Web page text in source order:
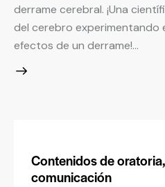
derrame cerebral. ¡Una
del cerebro experimentando
efectos de un derrame!…
Contenidos de
comunicación